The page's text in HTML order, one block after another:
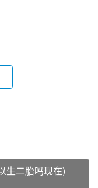
生二胎吗现在)